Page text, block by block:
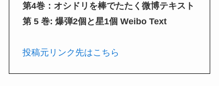
第4巻：オシドリを棒でたたく微博テキスト
第 5 巻: 爆弾2個と星1個 Weibo Text
投稿元リンク先はこちら